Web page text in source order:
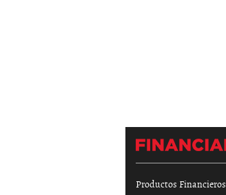
Productos Financieros